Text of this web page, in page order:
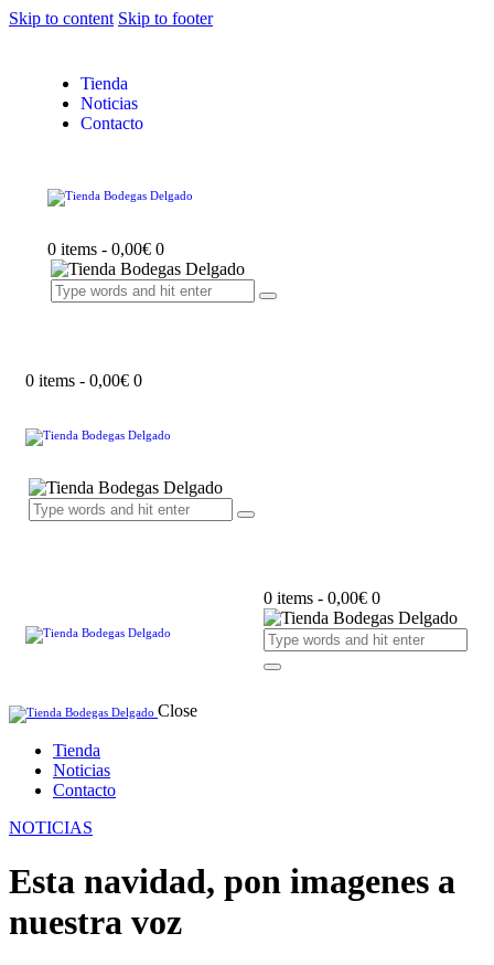
Skip to content Skip to footer
Tienda
Noticias
Contacto
0 items - 0,00€ 0
0 items - 0,00€ 0
0 items - 0,00€ 0
Close
Tienda
Noticias
Contacto
NOTICIAS
Esta navidad, pon imagenes a
nuestra voz